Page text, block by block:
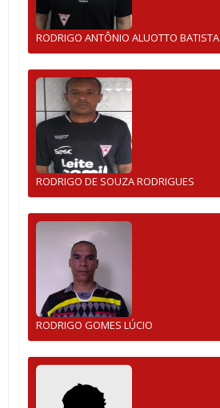
RODRIGO ANTÔNIO ALUOTTO BATISTA
RODRIGO DE SOUZA RODRIGUES
RODRIGO GOMES LÚCIO